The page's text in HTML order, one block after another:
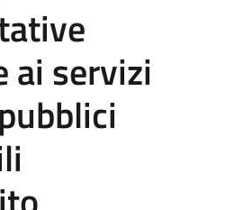
ai servizi